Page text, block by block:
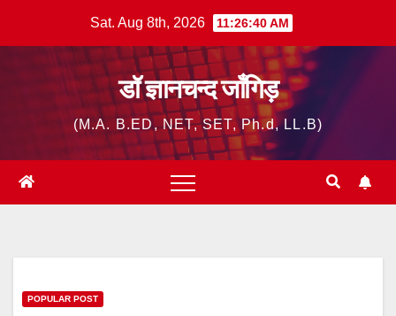
Sat. Aug 8th, 2026 11:26:41 AM
डॉ ज्ञानचन्द जाँगिड़
(M.A. B.ED, NET, SET, Ph.d, LL.B)
POPULAR POST